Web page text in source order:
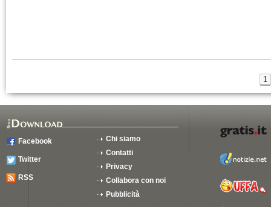
1
Facebook
Twitter
RSS
Chi siamo
Contatti
Privacy
Collabora con noi
Pubblicità